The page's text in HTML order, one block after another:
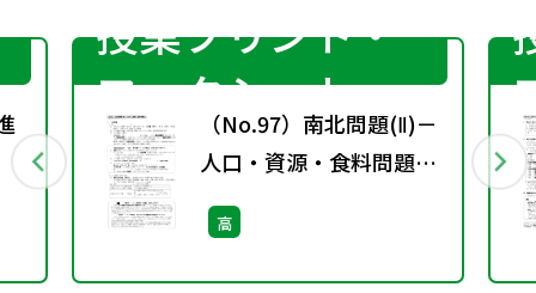
授業プリント・
ワークシート
（No.97）南北問題(Ⅱ)－
人口・資源・食料問題
―［サブ・ノート］
高